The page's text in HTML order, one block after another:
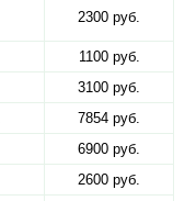
2300 руб.
1100 руб.
3100 руб.
7854 руб.
6900 руб.
2600 руб.